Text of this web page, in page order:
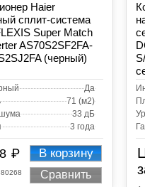
Haier
сплит-система
Super Match
AS70S2SF2FA-
(черный)
Да
71 (м2)
33 дБ
3 года
₽ В корзину
Сравнить